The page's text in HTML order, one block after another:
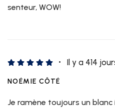
senteur, WOW!
Il y a 414
NOÉMIE CÔTÉ
Je ramène toujours un